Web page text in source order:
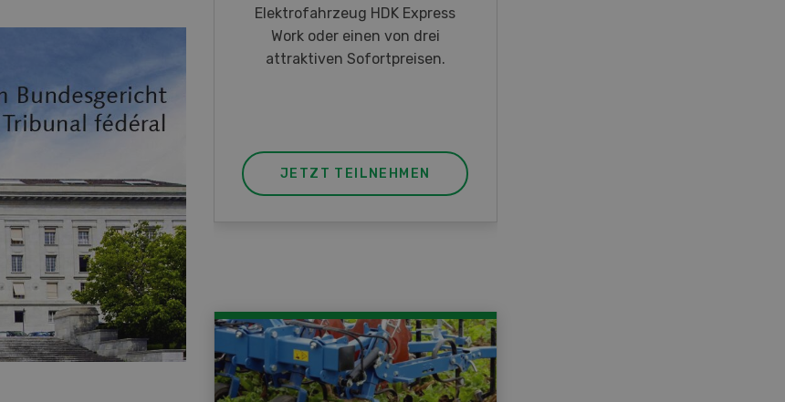
Elektrofahrzeug HDK Express
Work oder einen von drei
attraktiven Sofortpreisen.
JETZT TEILNEHMEN